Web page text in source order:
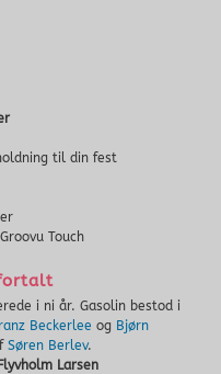
til din fest
Touch
i ni år. Gasolin bestod i
Beckerlee og Bjørn
Søren Berlev.
Larsen